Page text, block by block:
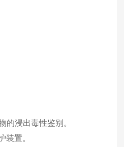
的浸出毒性鉴别。
装置。